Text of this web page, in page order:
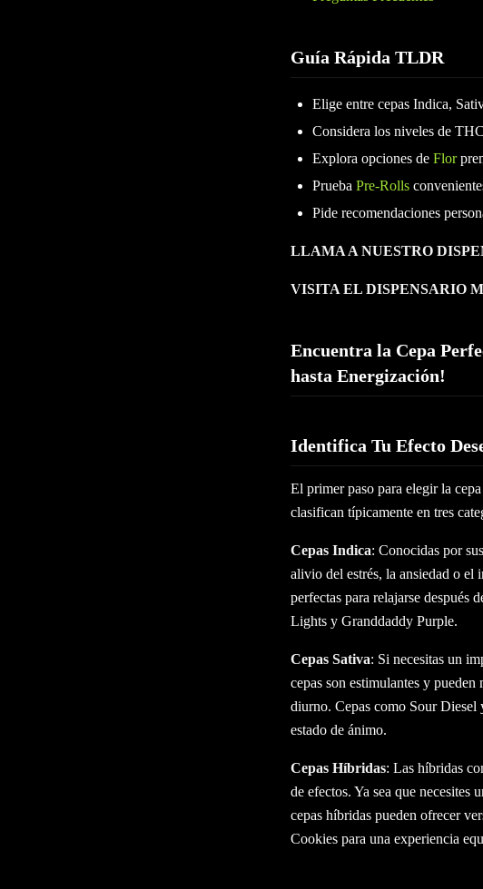
Guía Rápida TLDR
Elige entre cepas Indica,
Considera los niveles de
Explora opciones de Flor
Prueba Pre-Rolls
Pide recomendaciones
LLAMA A NUESTRO
VISITA EL DISPENSARIO
Encuentra la Cepa
hasta Energización!
Identifica Tu Efecto
El primer paso para elegir la
clasifican típicamente en tres
Cepas Indica: Conocidas por
alivio del estrés, la ansiedad o el
perfectas para relajarse después
Lights y Granddaddy Purple.
Cepas Sativa: Si necesitas un
cepas son estimulantes y
diurno. Cepas como Sour Diesel
estado de ánimo.
Cepas Híbridas: Las híbridas
de efectos. Ya sea que
cepas híbridas pueden ofrecer
Cookies para una experiencia